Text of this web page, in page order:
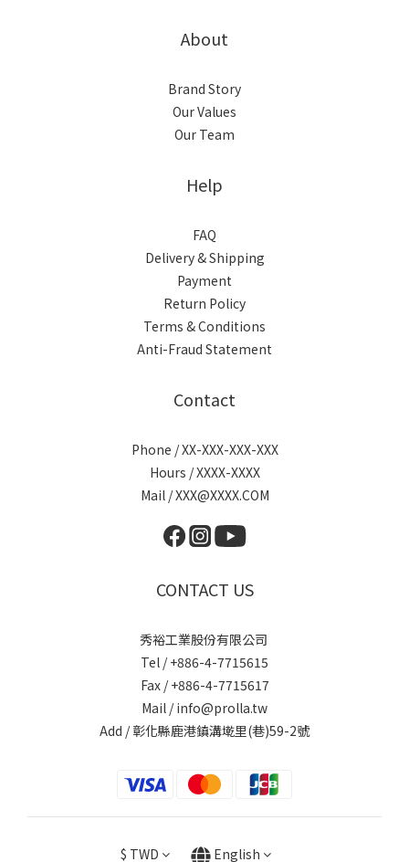
About
Brand Story
Our Values
Our Team
Help
FAQ
Delivery & Shipping
Payment
Return Policy
Terms & Conditions
Anti-Fraud Statement
Contact
Phone / XX-XXX-XXX-XXX
Hours / XXXX-XXXX
Mail / XXX@XXXX.COM
CONTACT US
秀裕工業股份有限公司
Tel / +886-4-7715615
Fax / +886-4-7715617
Mail / info@prolla.tw
Add / 彰化縣鹿港鎮溝墘里(巷)59-2號
$ TWD English